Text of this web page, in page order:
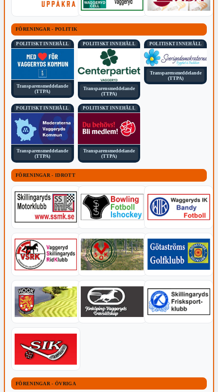
FÖRENINGAR - POLITIK
POLITISKT INNEHÅLL
Transparensmeddelande
(TTPA)
POLITISKT INNEHÅLL
Transparensmeddelande
(TTPA)
POLITISKT INNEHÅLL
Transparensmeddelande
(TTPA)
POLITISKT INNEHÅLL
Transparensmeddelande
(TTPA)
POLITISKT INNEHÅLL
Transparensmeddelande
(TTPA)
FÖRENINGAR - IDROTT
FÖRENINGAR - ÖVRIGA